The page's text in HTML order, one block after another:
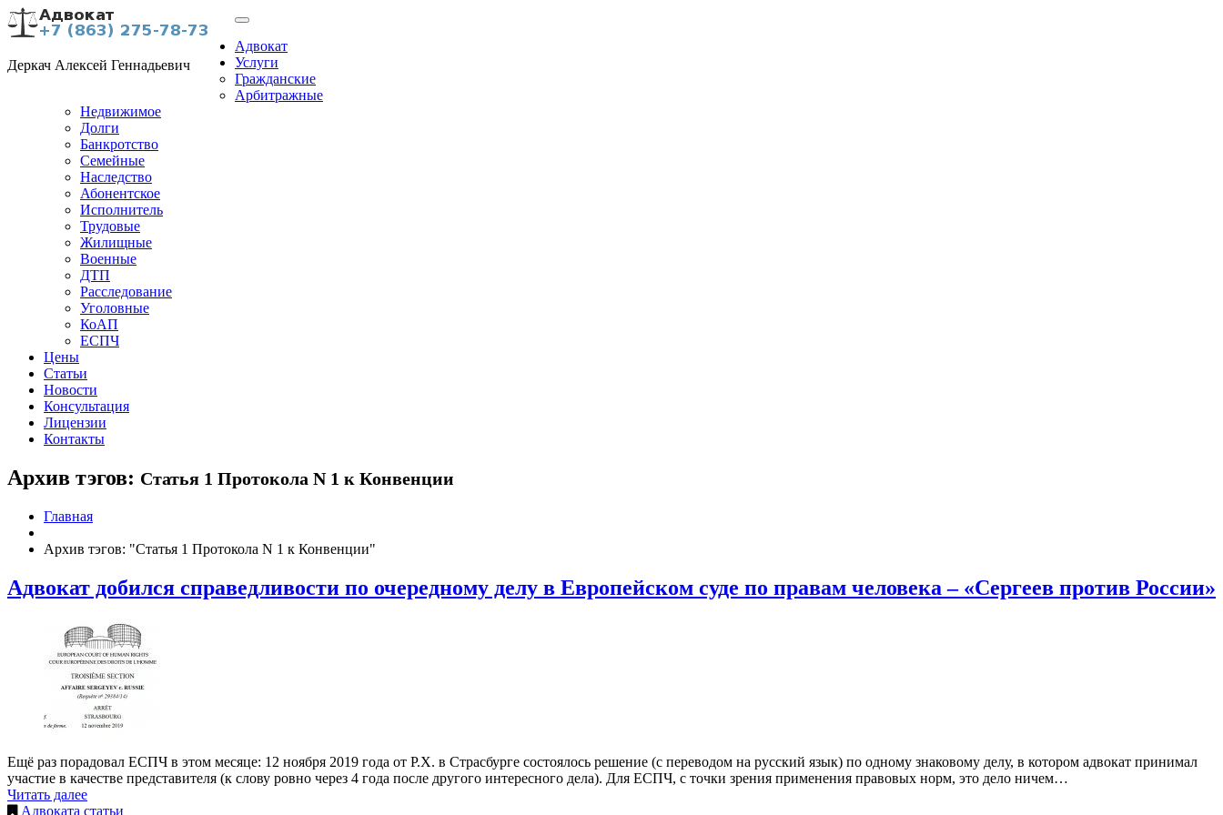
Деркач Алексей Геннадьевич
Адвокат
Услуги
Гражданские
Арбитражные
Недвижимое
Долги
Банкротство
Семейные
Наследство
Абонентское
Исполнитель
Трудовые
Жилищные
Военные
ДТП
Расследование
Уголовные
КоАП
ЕСПЧ
Цены
Статьи
Новости
Консультация
Лицензии
Контакты
Архив тэгов: Статья 1 Протокола N 1 к Конвенции
Главная
Архив тэгов: "Статья 1 Протокола N 1 к Конвенции"
Адвокат добился справедливости по очередному делу в Европейском суде по правам человека – «Сергеев против России»
Ещё раз порадовал ЕСПЧ в этом месяце: 12 ноября 2019 года от Р.Х. в Страсбурге состоялось решение (с переводом на русский язык) по одному знаковому делу, в котором адвокат принимал
участие в качестве представителя (к слову ровно через 4 года после другого интересного дела). Для ЕСПЧ, с точки зрения применения правовых норм, это дело ничем…
Читать далее
Адвоката статьи